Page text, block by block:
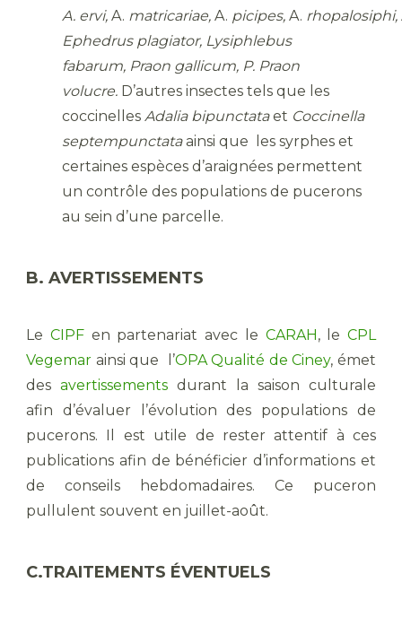
A. ervi, A. matricariae, A. picipes, A. rhopalosiphi,
Ephedrus plagiator, Lysiphlebus
fabarum, Praon gallicum, P. Praon
volucre. D’autres insectes tels que les
coccinelles Adalia bipunctataet Coccinella
septempunctataainsi que les syrphes et
certaines espèces d’araignées permettent
un contrôle des populations de pucerons
au sein d’une parcelle.
B. AVERTISSEMENTS
Le CIPF en partenariat avec le CARAH , le CPL
Vegemar ainsi que l’OPA Qualité de Ciney, émet
des avertissements durant la saison culturale
afin d’évaluer l’évolution des populations de
pucerons. Il est utile de rester attentif à ces
publications afin de bénéficier d’informations et
de conseils hebdomadaires. Ce puceron
pullulent souvent en juillet-août.
C.TRAITEMENTS ÉVENTUELS